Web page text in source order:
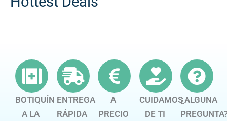
BOTIQUÍN
A LA
ENTREGA
RÁPIDA
A
PRECIO
CUIDAMOS
DE TI
¿ALGUNA